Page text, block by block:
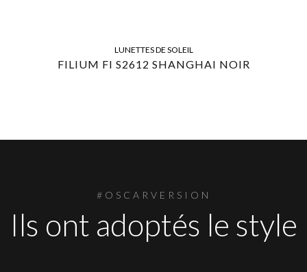
LUNETTES DE SOLEIL
FILIUM FI S2612 SHANGHAI NOIR
#OSCARVERSION
Ils ont adoptés le style